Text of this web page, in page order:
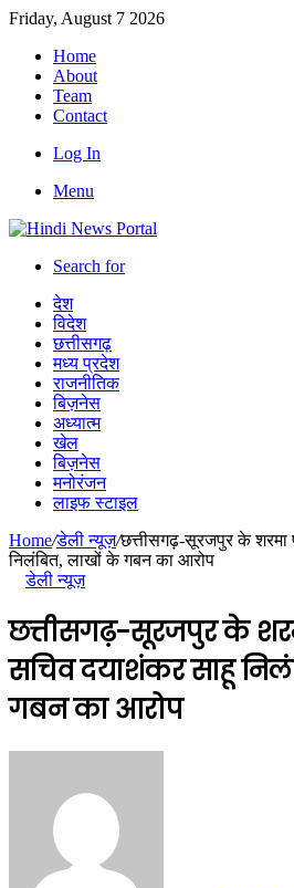
Friday, August 7 2026
Home
About
Team
Contact
Log In
Menu
Search for
देश
विदेश
छत्तीसगढ़
मध्य प्रदेश
राजनीतिक
बिज़नेस
अध्यात्म
खेल
बिज़नेस
मनोरंजन
लाइफ स्टाइल
Home/डेली न्यूज़/छत्तीसगढ़-सूरजपुर के
निलंबित, लाखों के गबन का आरोप
डेली न्यूज़
छत्तीसगढ़-सूरजपुर के
सचिव दयाशंकर साहू
गबन का आरोप